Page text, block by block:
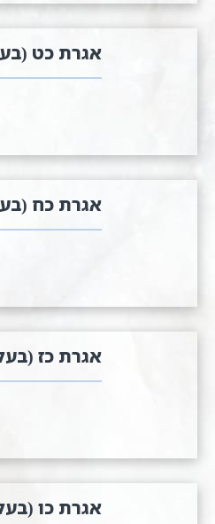
אגרת כט
אגרת כח
אגרת כז
אגרת כו